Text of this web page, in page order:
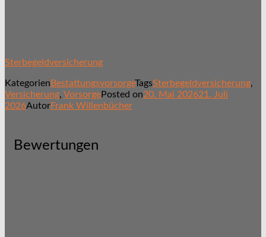
Sterbegeldversicherung
Kategorien BestattungsvorsorgeTagsSterbegeldversicherung,
Versicherung, VorsorgePosted on20. Mai 202621. Juli
2026AutorFrank Willenbücher
Bewertungen